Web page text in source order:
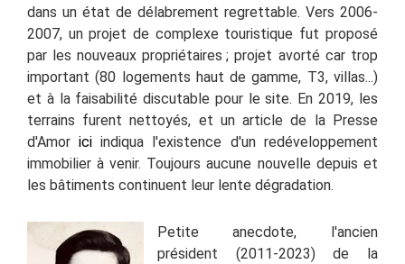
dans un état de délabrement regrettable. Vers 2006-
2007, un projet de complexe touristique fut proposé
par les nouveaux propriétaires ; projet avorté car trop
important (80 logements haut de gamme, T3, villas...)
et à la faisabilité discutable pour le site. En 2019, les
terrains furent nettoyés, et un article de la Presse
d'Amorici indiqua l'existence d'un redéveloppement
immobilier à venir. Toujours aucune nouvelle depuis et
les bâtiments continuent leur lente dégradation.
Petite anecdote, l'ancien
président (2011-2023) de la